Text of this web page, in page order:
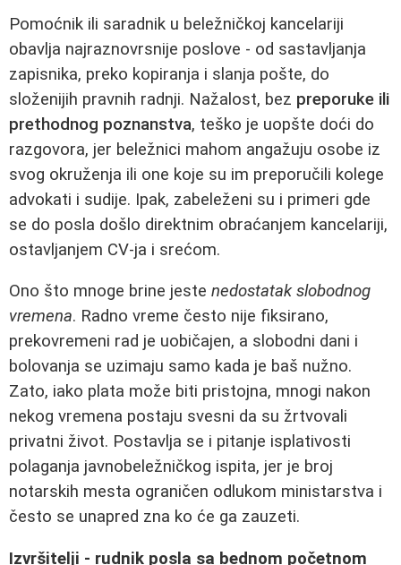
Pomoćnik ili saradnik u beležničkoj kancelariji
obavlja najraznovrsnije poslove - od sastavljanja
zapisnika, preko kopiranja i slanja pošte, do
složenijih pravnih radnji. Nažalost, bez preporuke ili
prethodnog poznanstva, teško je uopšte doći do
razgovora, jer beležnici mahom angažuju osobe iz
svog okruženja ili one koje su im preporučili kolege
advokati i sudije. Ipak, zabeleženi su i primeri gde
se do posla došlo direktnim obraćanjem kancelariji,
ostavljanjem CV-ja i srećom.
Ono što mnoge brine jeste nedostatak slobodnog
vremena. Radno vreme često nije fiksirano,
prekovremeni rad je uobičajen, a slobodni dani i
bolovanja se uzimaju samo kada je baš nužno.
Zato, iako plata može biti pristojna, mnogi nakon
nekog vremena postaju svesni da su žrtvovali
privatni život. Postavlja se i pitanje isplativosti
polaganja javnobeležničkog ispita, jer je broj
notarskih mesta ograničen odlukom ministarstva i
često se unapred zna ko će ga zauzeti.
Izvršitelji - rudnik posla sa bednom početnom